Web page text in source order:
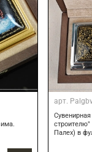
арт.
строителю"
Палех) в